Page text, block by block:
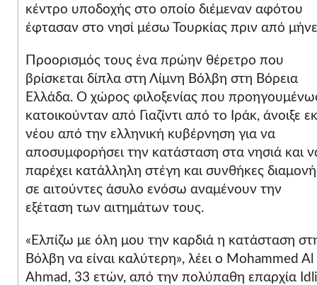
κέντρο υποδοχής στο οποίο διέμεναν αφότου
έφτασαν στο νησί μέσω Τουρκίας πριν από
Προορισμός τους ένα πρώην θέρετρο που
βρίσκεται δίπλα στη Λίμνη Βόλβη στη Βόρεια
Ελλάδα. Ο χώρος φιλοξενίας που
κατοικούνταν από Γιαζίντι από το Ιράκ, άνοιξε εκ
νέου από την ελληνική κυβέρνηση για να
αποσυμφορήσει την κατάσταση στα νησιά και
παρέχει κατάλληλη στέγη και συνθήκες
σε αιτούντες άσυλο ενόσω αναμένουν την
εξέταση των αιτημάτων τους.
«Ελπίζω με όλη μου την καρδιά η κατάσταση
Βόλβη να είναι καλύτερη», λέει ο Mohammed Al
Ahmad, 33 ετών, από την πολύπαθη επαρχία